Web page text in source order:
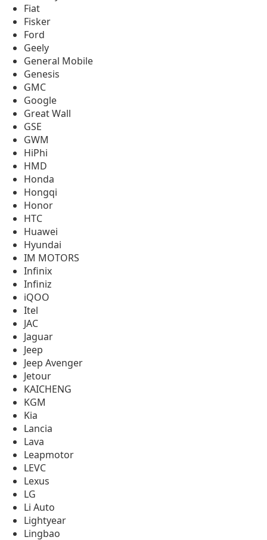
Fiat
Fisker
Ford
Geely
General Mobile
Genesis
GMC
Google
Great Wall
GSE
GWM
HiPhi
HMD
Honda
Hongqi
Honor
HTC
Huawei
Hyundai
IM MOTORS
Infinix
Infiniz
iQOO
Itel
JAC
Jaguar
Jeep
Jeep Avenger
Jetour
KAICHENG
KGM
Kia
Lancia
Lava
Leapmotor
LEVC
Lexus
LG
Li Auto
Lightyear
Lingbao